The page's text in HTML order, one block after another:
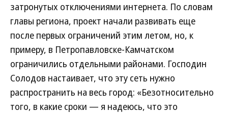
затронутых отключениями интернета. По словам
главы региона, проект начали развивать еще
после первых ограничений этим летом, но, к
примеру, в Петропавловске-Камчатском
ограничились отдельными районами. Господин
Солодов настаивает, что эту сеть нужно
распространить на весь город: «Безотносительно
того, в какие сроки — я надеюсь, что это